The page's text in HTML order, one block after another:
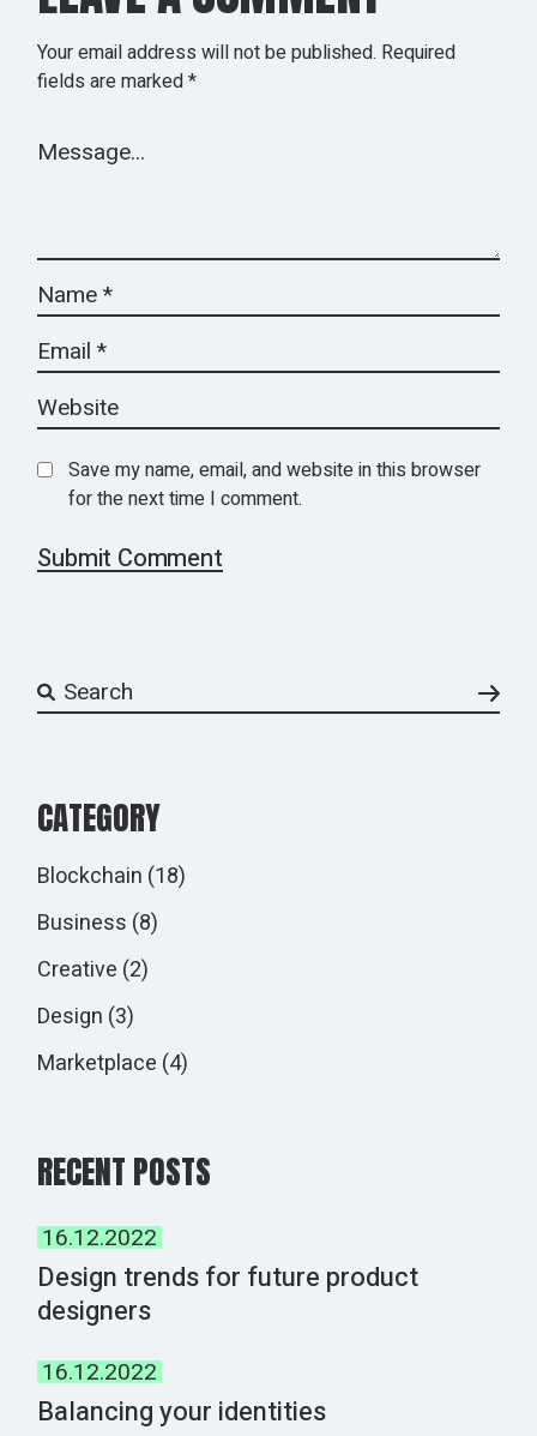
Your email address will not be published. Required
fields are marked*
Save my name, email, and website in this browser
for the next time I comment.
Submit Comment
CATEGORY
Blockchain (18)
Business (8)
Creative (2)
Design (3)
Marketplace (4)
RECENT POSTS
16.12.2022
Design trends for future product
designers
16.12.2022
Balancing your identities